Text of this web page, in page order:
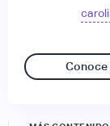
Conoce